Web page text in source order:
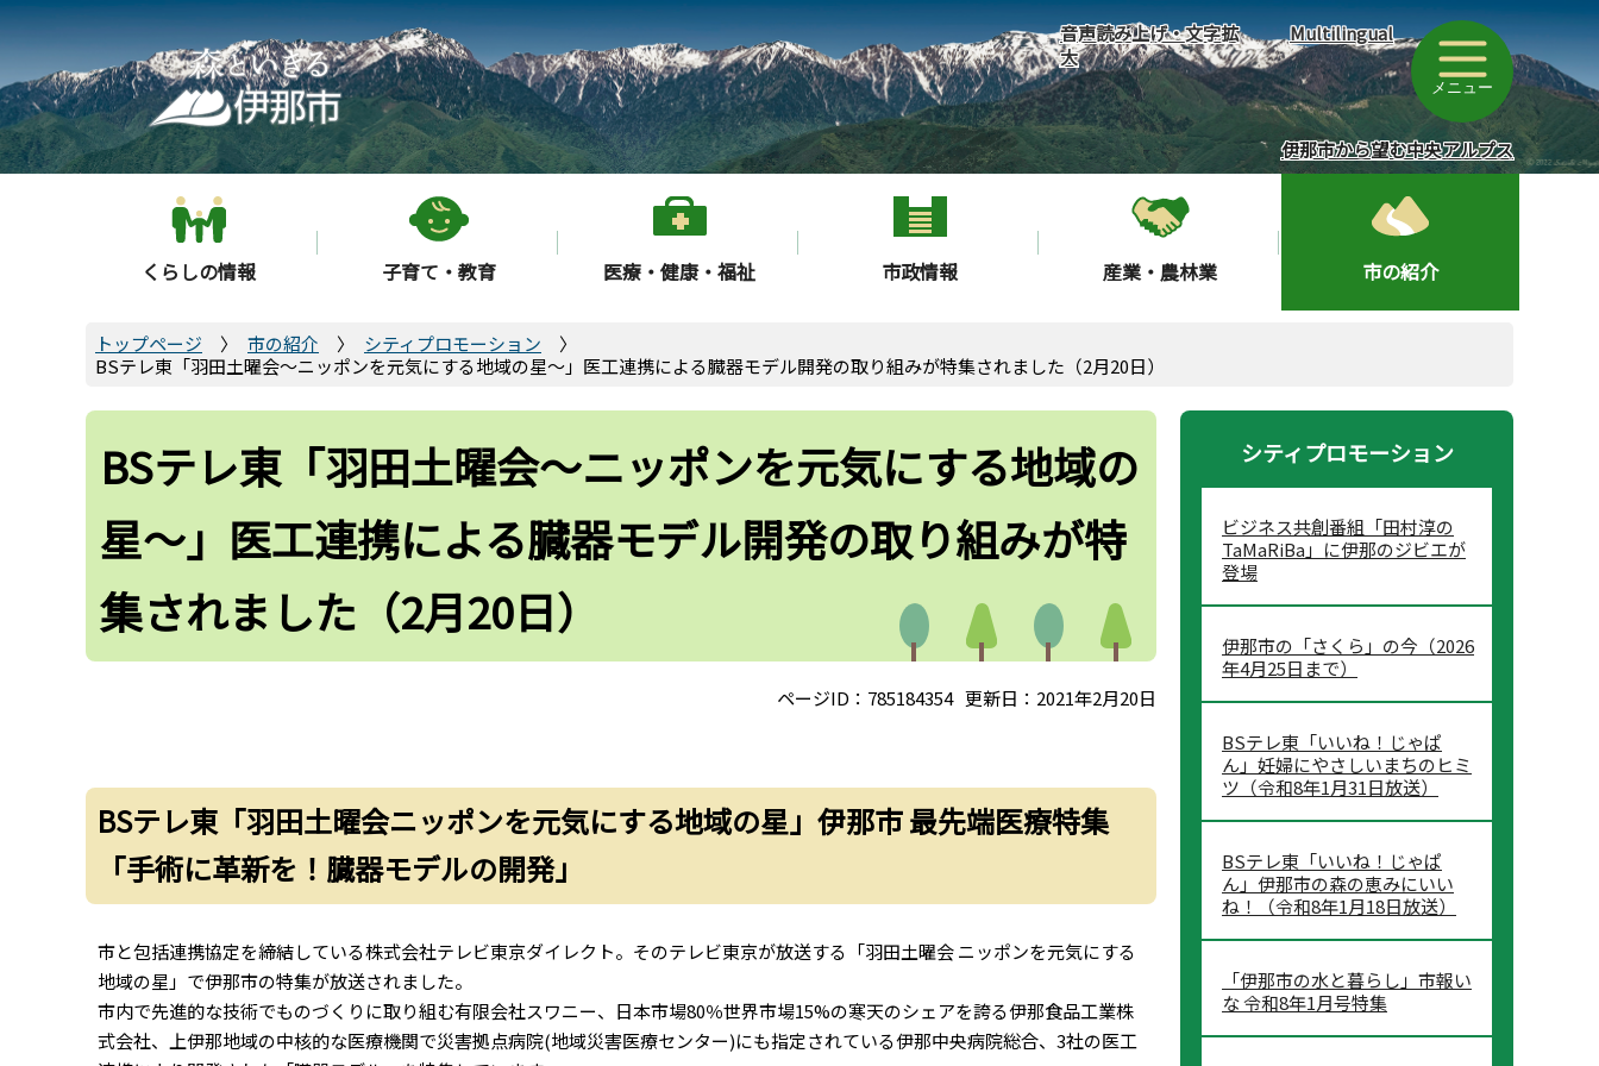
こ
の
ペ
ー
ジ
の
音声読み上げ・文字拡
大
Multilingual
メニュー
伊那市から望む中央アルプス
くらしの情報 子育て・教育 医療・健康・福祉 市政情報 産業・農林業 市の紹介
トップページ 市の紹介
シティプロモーション
BSテレ東「羽田土曜会～ニッポンを元気にする地域の星～」医工連携による臓器モデル開発の取り組みが特集されました（2月20日）
BSテレ東「羽田土曜会～ニッポンを元気にする地域の
星～」医工連携による臓器モデル開発の取り組みが特
集されました（2月20日）
ページID：785184354 更新日：2021年2月20日
BSテレ東「羽田土曜会ニッポンを元気にする地域の星」伊那市 最先端医療特集
「手術に革新を！臓器モデルの開発」
市と包括連携協定を締結している株式会社テレビ東京ダイレクト。そのテレビ東京が放送する「羽田土曜会 ニッポンを元気にする
地域の星」で伊那市の特集が放送されました。
市内で先進的な技術でものづくりに取り組む有限会社スワニー、日本市場80％世界市場15%の寒天のシェアを誇る伊那食品工業株
式会社、上伊那地域の中核的な医療機関で災害拠点病院(地域災害医療センター)にも指定されている伊那中央病院総合、3社の医工
シティプロモーション
ビジネス共創番組「田村淳の
TaMaRiBa」に伊那のジビエが
登場
伊那市の「さくら」の今（2026
年4月25日まで）
BSテレ東「いいね！じゃぱ
ん」妊婦にやさしいまちのヒミ
ツ（令和8年1月31日放送）
BSテレ東「いいね！じゃぱ
ん」伊那市の森の恵みにいい
ね！（令和8年1月18日放送）
「伊那市の水と暮らし」市報い
な 令和8年1月号特集